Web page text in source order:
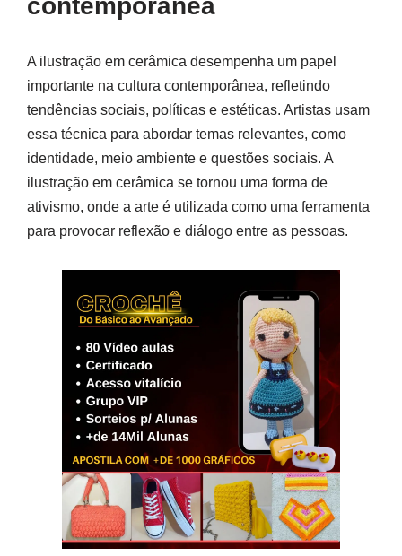
contemporânea
A ilustração em cerâmica desempenha um papel
importante na cultura contemporânea, refletindo
tendências sociais, políticas e estéticas. Artistas usam
essa técnica para abordar temas relevantes, como
identidade, meio ambiente e questões sociais. A
ilustração em cerâmica se tornou uma forma de
ativismo, onde a arte é utilizada como uma ferramenta
para provocar reflexão e diálogo entre as pessoas.